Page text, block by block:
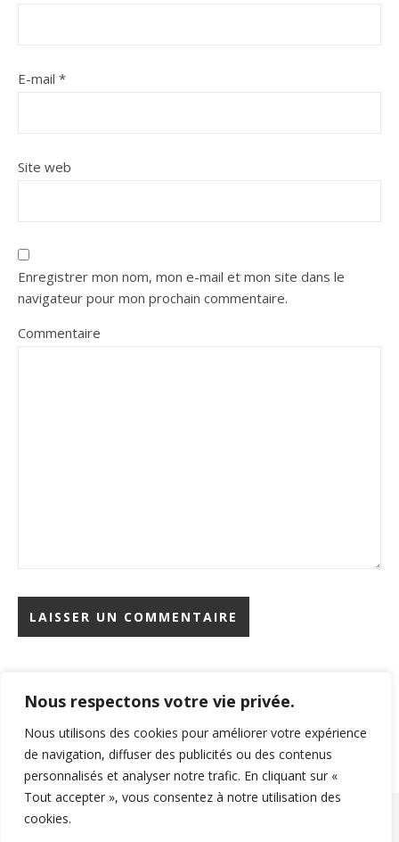
Nous respectons votre vie privée.
Nous utilisons des cookies pour améliorer votre expérience
de navigation, diffuser des publicités ou des contenus
personnalisés et analyser notre trafic. En cliquant sur «
Tout accepter », vous consentez à notre utilisation des
cookies.
E-mail *
Site web
Enregistrer mon nom, mon e-mail et mon site dans le
navigateur pour mon prochain commentaire.
Commentaire
Copyright © 2026 Beaute Sante. All Rights Reserved.